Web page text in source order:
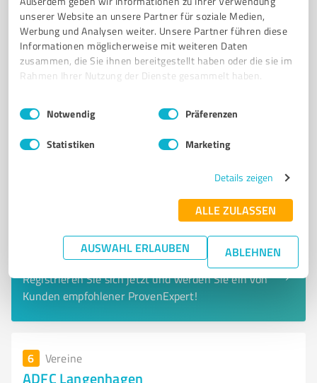
unserer Website an unsere Partner für soziale Medien,
Werbung und Analysen weiter. Unsere Partner führen diese
Informationen möglicherweise mit weiteren Daten
zusammen, die Sie ihnen bereitgestellt haben oder die sie im
Rahmen Ihrer Nutzung der Dienste gesammelt haben.
Impressum Datenschutzbestimmungen
Einwilligungsauswahl
Notwendig Präferenzen
Statistiken Marketing
Details zeigen
ALLE ZULASSEN
AUSWAHL ERLAUBEN ABLEHNEN
Tel. +49 5242 57402
info@bikers-point.de
bikerspointshop.de/
0,00 / 5,00
Nicht bewertet0
Sie möchten auch hier gelistet werden?
Registrieren Sie sich jetzt und werden Sie ein von
Kunden empfohlener ProvenExpert!
6 Vereine
ADFC Langenhagen